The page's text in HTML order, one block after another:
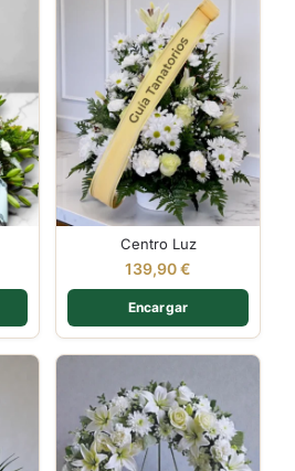
Centro Luz
139,90€
Encargar